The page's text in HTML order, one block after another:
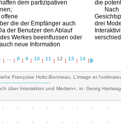
dem partizipativen
die der Empfänger auch
der Benutzer den Ablauf
Werkes beeinflussen oder
neue Information
die
Nach
drei
8 9 10 11 12 13 14
Françoise Holtz-Bonneau, L'image et
über Interaktion und Medien«, in: Georg